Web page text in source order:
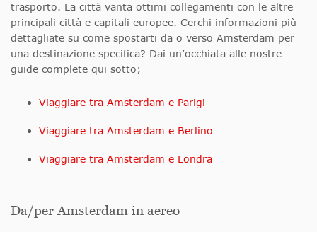
trasporto. La città vanta ottimi collegamenti con le altre
principali città e capitali europee. Cerchi informazioni più
dettagliate su come spostarti da o verso Amsterdam per
una destinazione specifica? Dai un’occhiata alle nostre
guide complete qui sotto;
Viaggiare tra Amsterdam e Parigi
Viaggiare tra Amsterdam e Berlino
Viaggiare tra Amsterdam e Londra
Da/per Amsterdam in aereo